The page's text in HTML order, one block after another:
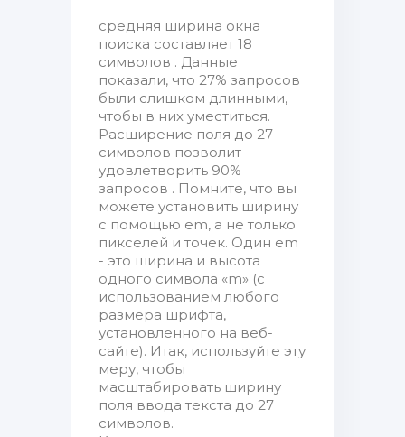
средняя ширина окна
поиска составляет 18
символов . Данные
показали, что 27% запросов
были слишком длинными,
чтобы в них уместиться.
Расширение поля до 27
символов позволит
удовлетворить 90%
запросов . Помните, что вы
можете установить ширину
с помощью em, а не только
пикселей и точек. Один em
- это ширина и высота
одного символа «m» (с
использованием любого
размера шрифта,
установленного на веб-
сайте). Итак, используйте эту
меру, чтобы
масштабировать ширину
поля ввода текста до 27
символов.